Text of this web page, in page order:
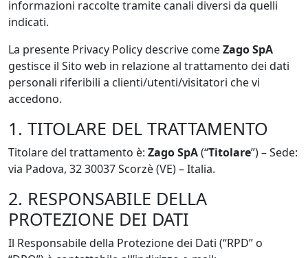
informazioni raccolte tramite canali diversi da quelli
indicati.
La presente Privacy Policy descrive comeZago SpA
gestisce il Sito web in relazione al trattamento dei dati
personali riferibili a clienti/utenti/visitatori che vi
accedono.
1. TITOLARE DEL TRATTAMENTO
Titolare del trattamento è: Zago SpA(“Titolare”) – Sede:
via Padova, 32 30037 Scorzè (VE) – Italia.
2. RESPONSABILE DELLA
PROTEZIONE DEI DATI
Il Responsabile della Protezione dei Dati (“RPD” o